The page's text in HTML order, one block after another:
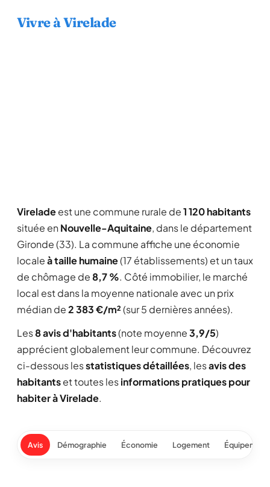
Vivre à Virelade
Vireladeest une commune rurale de1 120 habitants
située en Nouvelle-Aquitaine, dans le département
Gironde (33). La commune affiche une économie
localeà taille humaine(17 établissements) et un taux
de chômage de8,7 %. Côté immobilier, le marché
local est dans la moyenne nationale avec un prix
médian de2 383 €/m²(sur 5 dernières années).
Les8 avis d'habitants(note moyenne3,9/5)
apprécient globalement leur commune. Découvrez
ci-dessous lesstatistiques détaillées, lesavis des
habitantset toutes lesinformations pratiques pour
habiter à Virelade.
Avis Démographie Économie Logement